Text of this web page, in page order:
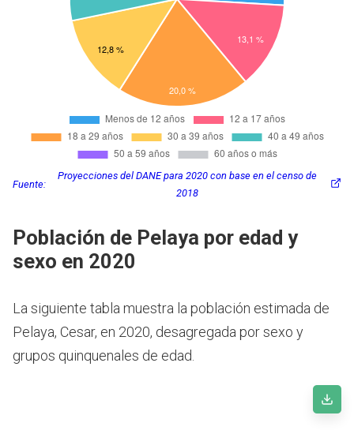
Fuente:
Proyecciones del DANE para 2020 con base en el censo de
2018
Población de Pelaya por edad y
sexo en 2020
La siguiente tabla muestra la población estimada de
Pelaya, Cesar, en 2020, desagregada por sexo y
grupos quinquenales de edad.